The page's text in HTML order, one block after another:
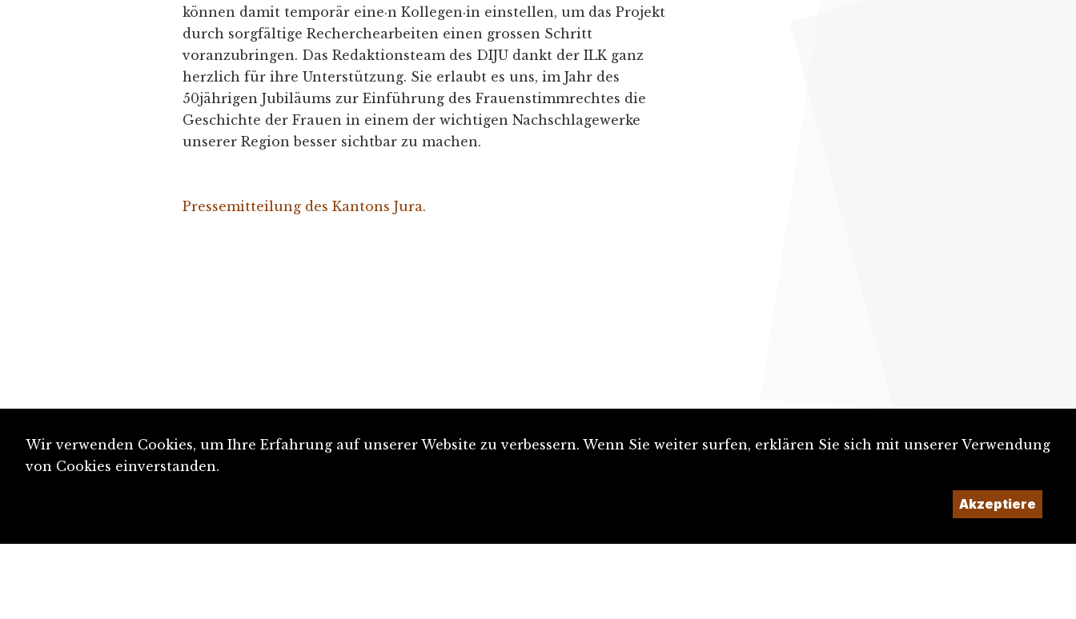
können damit temporär eine·n Kollegen·in einstellen, um das Projekt
durch sorgfältige Recherchearbeiten einen grossen Schritt
voranzubringen. Das Redaktionsteam des DIJU dankt der ILK ganz
herzlich für ihre Unterstützung. Sie erlaubt es uns, im Jahr des
50jährigen Jubiläums zur Einführung des Frauenstimmrechtes die
Geschichte der Frauen in einem der wichtigen Nachschlagewerke
unserer Region besser sichtbar zu machen.
Pressemitteilung des Kantons Jura.
Wir verwenden Cookies, um Ihre Erfahrung auf unserer Website zu verbessern. Wenn Sie weiter surfen, erklären Sie sich mit unserer Verwendung
von Cookies einverstanden.
Akzeptiere